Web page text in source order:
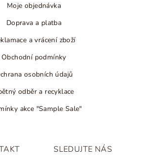
Moje objednávka
Doprava a platba
a vrácení zboží
Obchodní podmínky
osobních údajů
odběr a recyklace
akce "Sample Sale"
SLEDUJTE NÁS